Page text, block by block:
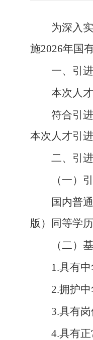
为深入
施2026年国
一、引
本次人
符合引
本次人才引
二、引
（一）
国内普
版）同等学
（二）
1.具有
2.拥护
3.具有
4.具有